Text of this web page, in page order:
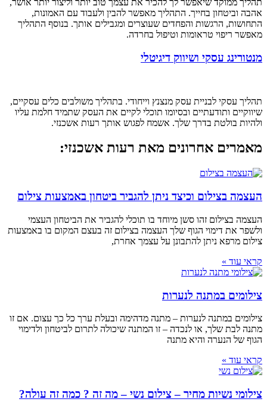
תהליך ממוקד שיאפשר לך להכיר את עצמך טוב יותר וליצור יותר אושר,
אהבה וביטחון בחייך. התהליך מאפשר להבין ולעבוד עם האמונות,
התחושות, הרגשות והפחדים שעוצרים ומגבילים אותך. בנוסף התהליך
מאפשר ריפוי טראומות וטיפול בחרדה.
מנטורינג עסקי ושיווק דיגיטלי
תהליך עסקי לבניית עסק מנצנץ וייחודי. בתהליך משולבים כלים עסקיים,
שיווקיים ותודעתיים ובסיומו תוכלי לקיים את העסק שתמיד חלמת עליו
ולהיות בולטת בדרך שלך. אשמח לפגוש אותך רעות אשכנזי.
מאמרים אחרונים מאת רעות אשכנזי:
העצמה בצילום וכיצד ניתן להגביר ביטחון באמצעות צילום
העצמה בצילום זהו סשן מיוחד בו תוכלי להגביר את הביטחון העצמי
ולשפר את דימוי הגוף שלך העצמה בצילום זה בעצם המקום בו באמצעות
צילום מרפא ניתן להתבונן על עצמך אחרת,
קראי עוד »
צילומים במתנה לנערות
צילומים במתנה לנערות – מתנה מדהימה ובעלת ערך כל כך עצום. אם זו
מתנה לבת שלך, או לנכדה – זו המתנה שיכולה לתרום לביטחון ולדימוי
הגוף של הנערה והיא מתנה
קראי עוד »
צילומי נשיות מחיר – צילום נשי – מה זה ? כמה זה עולה?